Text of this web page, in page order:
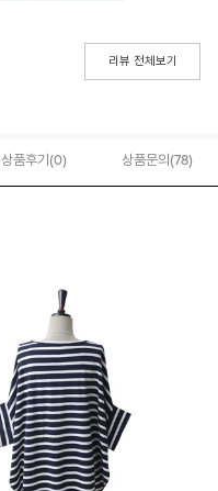
리뷰 전체보기
상품후기(0) 상품문의 (78)